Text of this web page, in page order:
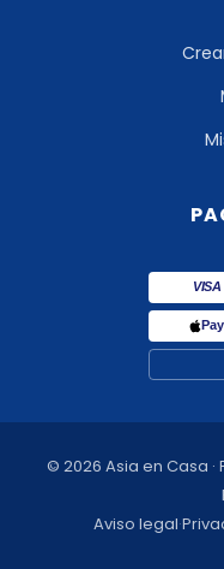
VISA
Pay
© 2026 Asia en Casa ·
Aviso legal·